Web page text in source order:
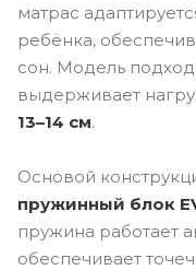
матрас
ребёнка,
сон. Модель
выдерживает
13–14 см.
Основой
пружинный блок
пружина работает
обеспечивает